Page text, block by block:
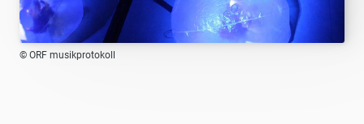
© ORF musikprotokoll